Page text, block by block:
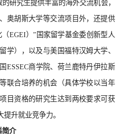
研究生提供丰富的海外交流机会，
奥胡斯大学等交流项目外，还提供
EGEI）”国家留学基金委创新型人
学），以及与美国福特汉姆大学、
ESSEC商学院、荷兰鹿特丹伊拉斯
联合培养的机会（具体学校以当年
目资格的研究生达到两校要求可获
升就业竞争力。
简介